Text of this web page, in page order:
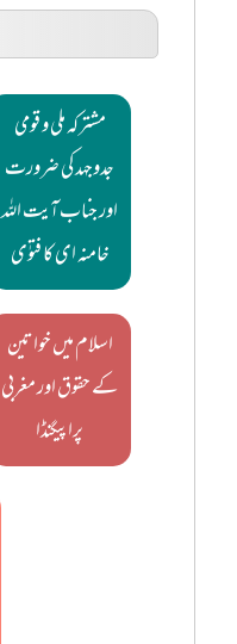
مشترکہ ملی و قومی
جدوجہد کی ضرورت
اور جناب آیت اللہ
خامنہ ای کا فتوٰی
اسلام میں خواتین
کے حقوق اور مغربی
پراپیگنڈا